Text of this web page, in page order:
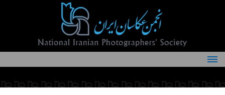
درباره انجمن
کمیته‌های انجمن